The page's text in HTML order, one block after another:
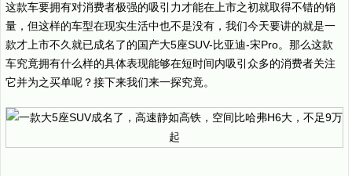
这款车要拥有对消费者极强的吸引力才能在上市之初就取得不错的销
量，但这样的车型在现实生活中也不是没有，我们今天要讲的就是一
款才上市不久就已成名了的国产大5座SUV-比亚迪-宋Pro。那么这款
车究竟拥有什么样的具体表现能够在短时间内吸引众多的消费者关注
它并为之买单呢？接下来我们来一探究竟。